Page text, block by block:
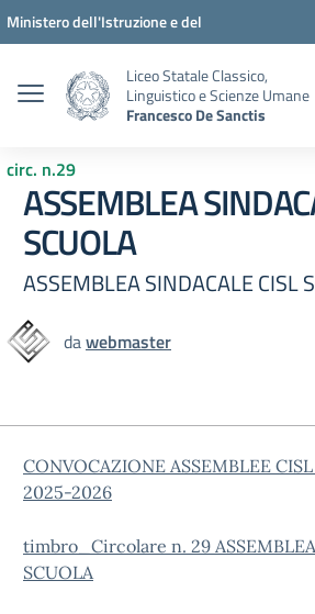
Vai ai contenuti
Vai al menu di navigazione
Vai al footer
Ministero dell'Istruzione e del
Liceo Statale Classico,
Linguistico e Scienze Umane
Francesco De Sanctis
circ. n.29
ASSEMBLEA
SCUOLA
ASSEMBLEA SINDACALE CISL
dawebmaster
CONVOCAZIONE ASSEMBLEE
2025-2026
timbro_Circolare n. 29
SCUOLA